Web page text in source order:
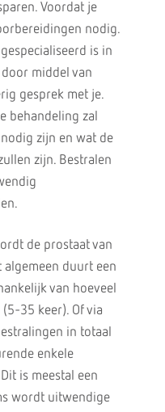
Voordat je
nodig.
is in
middel van
gesprek met je.
behandeling zal
zijn en wat de
zijn. Bestralen
de prostaat van
algemeen duurt een
van hoeveel
35 keer). Of via
in totaal
enkele
is meestal een
wordt uitwendige